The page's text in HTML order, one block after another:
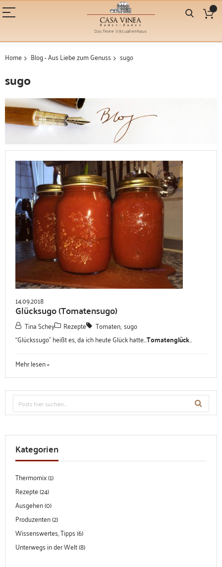
Home Blog - Aus Liebe zum Genuss sugo
sugo
14.09.2018
Glücksugo (Tomatensugo)
Tina Schey Rezepte Tomaten, sugo
“Glückssugo” heißt es, da ich heute Glück hatte...Tomatenglück...
Mehr lesen »
Kategorien
Thermomix (1)
Rezepte (24)
Ausgehen (0)
Produzenten (2)
Wissenswertes, Tipps (6)
Unterwegs in der Welt (8)